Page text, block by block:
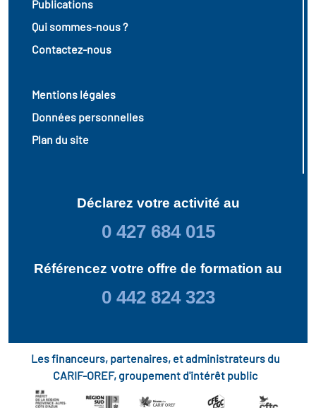
Publications
Qui sommes-nous ?
Contactez-nous
Mentions légales
Données personnelles
Plan du site
Déclarez votre activité au
0 427 684 015
Référencez votre offre de formation au
0 442 824 323
Les financeurs, partenaires, et administrateurs du
CARIF-OREF, groupement d'intérêt public